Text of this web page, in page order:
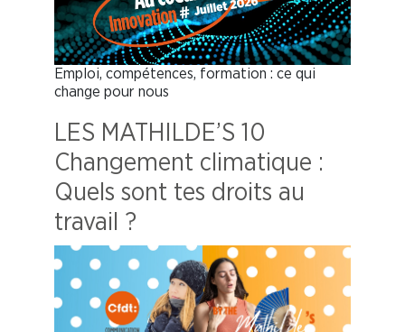
Emploi, compétences, formation : ce qui
change pour nous
LES MATHILDE’S 10
Changement climatique :
Quels sont tes droits au
travail ?